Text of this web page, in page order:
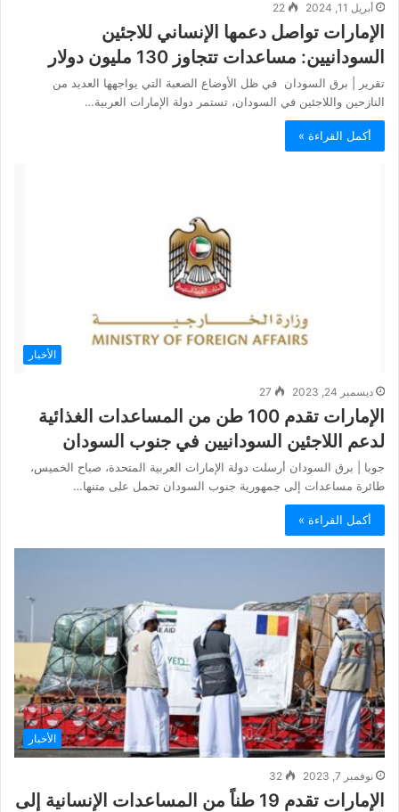
أبريل 11, 2024 22
الإمارات تواصل دعمها الإنساني للاجئين
السودانيين: مساعدات تتجاوز 130 مليون دولار
تقرير | برق السودان في ظل الأوضاع الصعبة التي يواجهها العديد من
النازحين واللاجئين في السودان، تستمر دولة الإمارات العربية…
أكمل القراءة »
الأخبار
ديسمبر 24, 2023 27
الإمارات تقدم 100 طن من المساعدات الغذائية
لدعم اللاجئين السودانيين في جنوب السودان
جوبا | برق السودان أرسلت دولة الإمارات العربية المتحدة، صباح الخميس،
طائرة مساعدات إلى جمهورية جنوب السودان تحمل على متنها…
أكمل القراءة »
الأخبار
نوفمبر 7, 2023 32
الإمارات تقدم 19 طناً من المساعدات الإنسانية إلى